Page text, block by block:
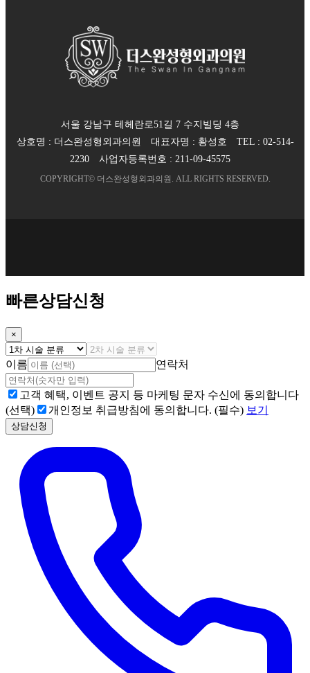
서울 강남구 테헤란로51길 7 수지빌딩 4층
상호명 : 더스완성형외과의원 대표자명 : 황성호 TEL : 02-514-
2230
사업자등록번호 : 211-09-45575
COPYRIGHT© 더스완성형외과의원 . ALL RIGHTS RESERVED.
빠른상담신청
×
이름 연락처
고객 혜택, 이벤트 공지 등 마케팅 문자 수신에 동의합니다
(선택)
개인정보 취급방침에 동의합니다. (필수) 보기
상담신청